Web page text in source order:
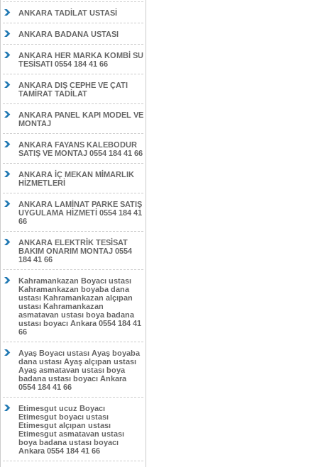
ANKARA TADİLAT USTASİ
ANKARA BADANA USTASI
ANKARA HER MARKA KOMBİ SU
TESİSATI 0554 184 41 66
ANKARA DIŞ CEPHE VE ÇATI
TAMİRAT TADİLAT
ANKARA PANEL KAPI MODEL VE
MONTAJ
ANKARA FAYANS KALEBODUR
SATIŞ VE MONTAJ 0554 184 41 66
ANKARA İÇ MEKAN MİMARLIK
HİZMETLERİ
ANKARA LAMİNAT PARKE SATIŞ
UYGULAMA HİZMETİ 0554 184 41
66
ANKARA ELEKTRİK TESİSAT
BAKIM ONARIM MONTAJ 0554
184 41 66
Kahramankazan Boyacı ustası
Kahramankazan boyaba dana
ustası Kahramankazan alçıpan
ustası Kahramankazan
asmatavan ustası boya badana
ustası boyacı Ankara 0554 184 41
66
Ayaş Boyacı ustası Ayaş boyaba
dana ustası Ayaş alçıpan ustası
Ayaş asmatavan ustası boya
badana ustası boyacı Ankara
0554 184 41 66
Etimesgut ucuz Boyacı
Etimesgut boyacı ustası
Etimesgut alçıpan ustası
Etimesgut asmatavan ustası
boya badana ustası boyacı
Ankara 0554 184 41 66